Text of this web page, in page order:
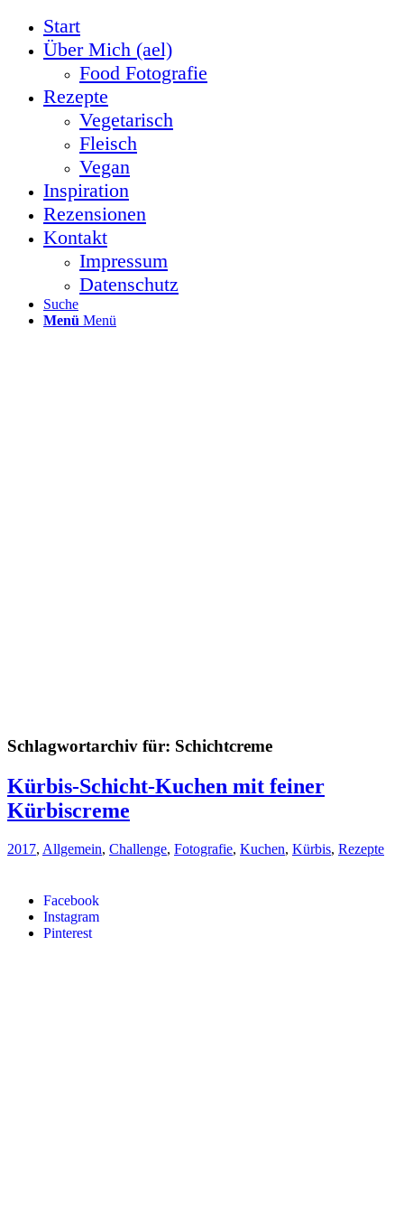
Start
Über Mich (ael)
Food Fotografie
Rezepte
Vegetarisch
Fleisch
Vegan
Inspiration
Rezensionen
Kontakt
Impressum
Datenschutz
Suche
Menü Menü
Facebook
Instagram
Pinterest
Schlagwortarchiv für: Schichtcreme
Kürbis-Schicht-Kuchen mit feiner
Kürbiscreme
2017, Allgemein, Challenge, Fotografie, Kuchen, Kürbis, Rezepte